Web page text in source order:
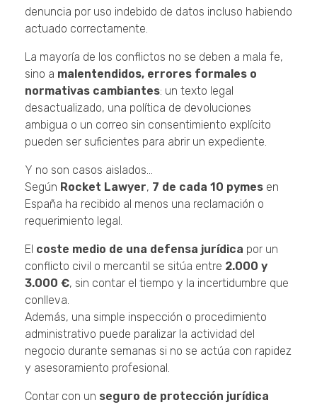
denuncia por uso indebido de datos incluso habiendo
actuado correctamente.
La mayoría de los conflictos no se deben a mala fe,
sino a malentendidos, errores formales o
normativas cambiantes: un texto legal
desactualizado, una política de devoluciones
ambigua o un correo sin consentimiento explícito
pueden ser suficientes para abrir un expediente.
Y no son casos aislados…
Según Rocket Lawyer, 7 de cada 10 pymes en
España ha recibido al menos una reclamación o
requerimiento legal.
El coste medio de una defensa jurídica por un
conflicto civil o mercantil se sitúa entre 2.000 y
3.000 €, sin contar el tiempo y la incertidumbre que
conlleva.
Además, una simple inspección o procedimiento
administrativo puede paralizar la actividad del
negocio durante semanas si no se actúa con rapidez
y asesoramiento profesional.
Contar con un seguro de protección jurídica